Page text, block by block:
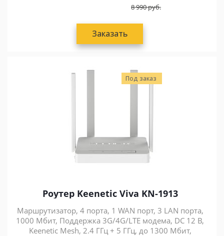
8 990руб.
Заказать
Под заказ
Роутер Keenetic Viva KN-1913
Маршрутизатор, 4 порта, 1 WAN порт, 3 LAN порта,
1000 Мбит, Поддержка 3G/4G/LTE модема, DC 12 В,
Keenetic Mesh, 2.4 ГГц + 5 ГГц, до 1300 Мбит,